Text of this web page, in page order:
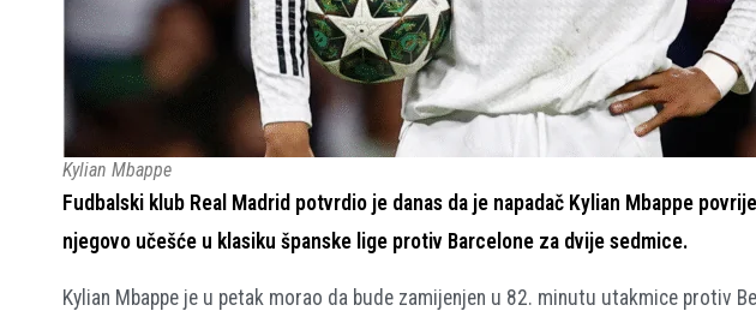
Kylian Mbappe
Fudbalski klub Real Madrid potvrdio je danas da je napadač Kylian Mbappe
njegovo učešće u klasiku španske lige protiv Barcelone za dvije sedmice.
Kylian Mbappe je u petak morao da bude zamijenjen u 82. minutu utakmice protiv